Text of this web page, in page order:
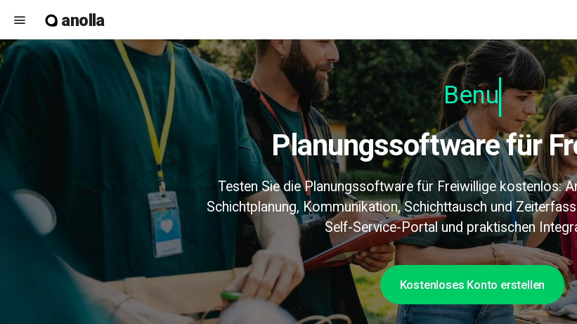
menu anolla
Benutzerf
Planungssoftware für
Testen Sie die Planungssoftware für Freiwillige kostenlos:
Schichtplanung, Kommunikation, Schichttausch und
Self-Service-Portal und praktischen
Kostenloses Konto erstellen